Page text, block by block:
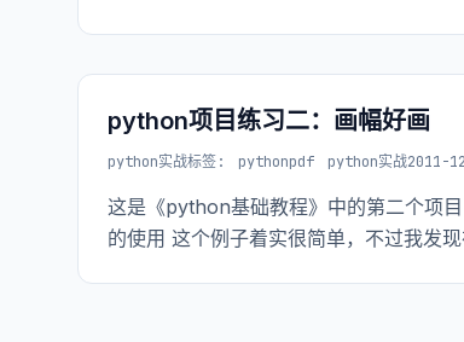
python项目练习二：画幅好画
python实战标签: pythonpdf python实战2011-
这是《python基础教程》中的第二个项
的使用 这个例子着实很简单，不过我发